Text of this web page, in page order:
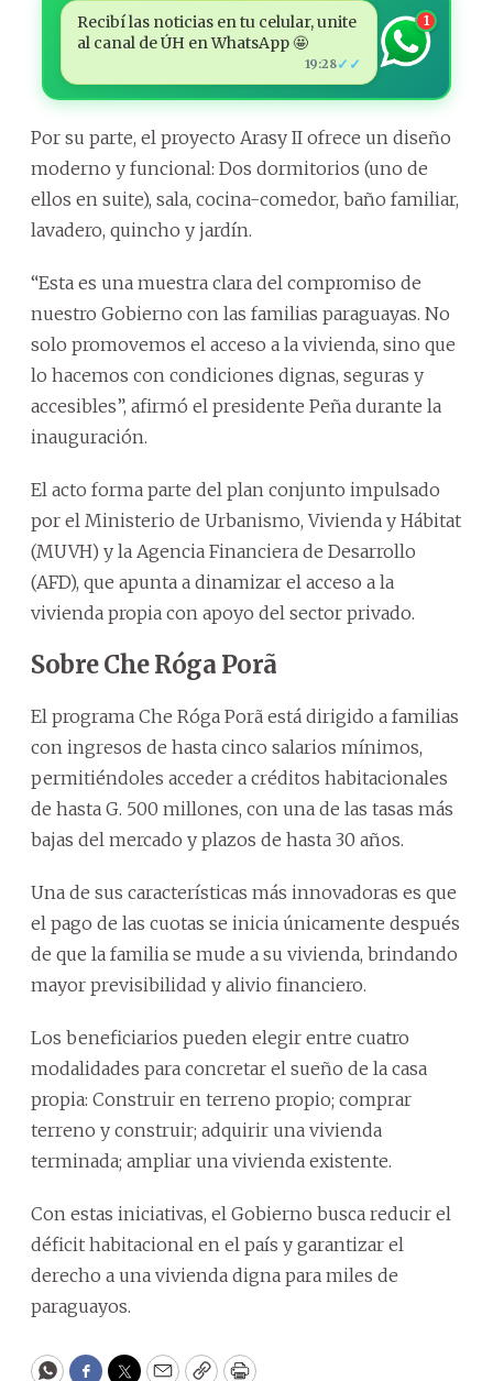
Recibí las noticias en tu celular, unite
al canal de ÚH en WhatsApp 🤩
19:28✓✓
1
Por su parte, el proyecto Arasy II ofrece un diseño
moderno y funcional: Dos dormitorios (uno de
ellos en suite), sala, cocina-comedor, baño familiar,
lavadero, quincho y jardín.
“Esta es una muestra clara del compromiso de
nuestro Gobierno con las familias paraguayas. No
solo promovemos el acceso a la vivienda, sino que
lo hacemos con condiciones dignas, seguras y
accesibles”, afirmó el presidente Peña durante la
inauguración.
El acto forma parte del plan conjunto impulsado
por el Ministerio de Urbanismo, Vivienda y Hábitat
(MUVH) y la Agencia Financiera de Desarrollo
(AFD), que apunta a dinamizar el acceso a la
vivienda propia con apoyo del sector privado.
Sobre Che Róga Porã
El programa Che Róga Porã está dirigido a familias
con ingresos de hasta cinco salarios mínimos,
permitiéndoles acceder a créditos habitacionales
de hasta G. 500 millones, con una de las tasas más
bajas del mercado y plazos de hasta 30 años.
Una de sus características más innovadoras es que
el pago de las cuotas se inicia únicamente después
de que la familia se mude a su vivienda, brindando
mayor previsibilidad y alivio financiero.
Los beneficiarios pueden elegir entre cuatro
modalidades para concretar el sueño de la casa
propia: Construir en terreno propio; comprar
terreno y construir; adquirir una vivienda
terminada; ampliar una vivienda existente.
Con estas iniciativas, el Gobierno busca reducir el
déficit habitacional en el país y garantizar el
derecho a una vivienda digna para miles de
paraguayos.